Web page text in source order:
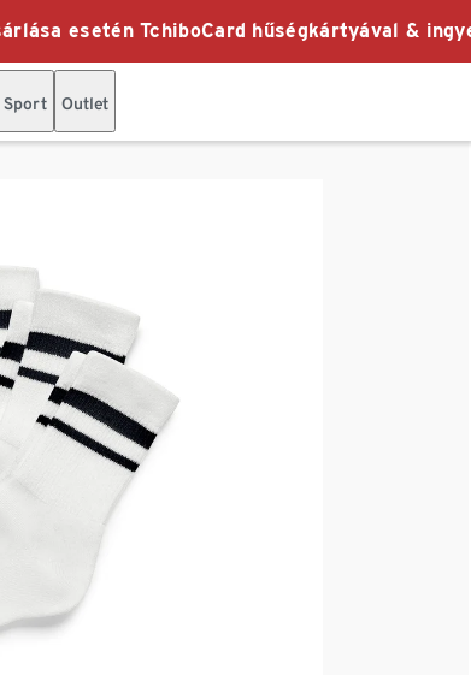
esetén TchiboCard hűségkártyával &
Sport Outlet